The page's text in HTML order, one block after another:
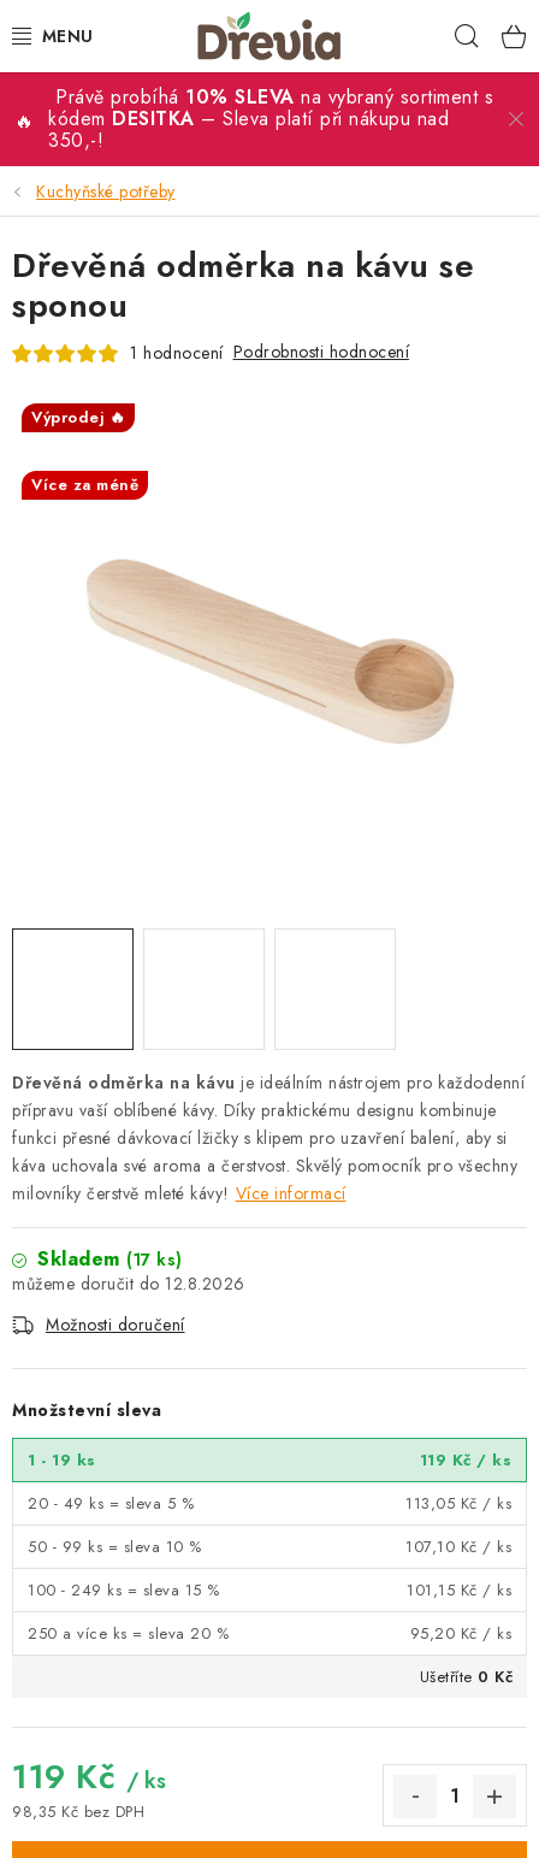
na
SVATBA 💍
DÁRKY
DEKORACE
PŘÍLEŽITOSTI
MATERIÁLY A TVOŘENÍ
NOVINKY
Právě probíhá 10% SLEVA na vybraný sortiment s
kódem DESITKA – Sleva platí při nákupu nad
350,-!
Kuchyňské potřeby
Dřevěná odměrka na kávu je ideálním nástrojem pro každodenní
přípravu vaší oblíbené kávy. Díky praktickému designu kombinuje
funkci přesné dávkovací lžičky s klipem pro uzavření balení, aby si
káva uchovala své aroma a čerstvost. Skvělý pomocník pro všechny
milovníky čerstvě mleté kávy! Více informací
Skladem (17 ks)
12.8.2026
Možnosti doručení
Množstevní sleva
1 - 19 ks 119 Kč / ks
20 - 49 ks = sleva 5 %
113,05 Kč / ks
50 - 99 ks = sleva 10 %
107,10 Kč / ks
100 - 249 ks = sleva 15 %
101,15 Kč / ks
250 a více ks = sleva 20 %
95,20 Kč / ks
Ušetříte 0 Kč
119 Kč / ks
98,35 Kč bez DPH
Dřevěná odměrka na kávu se
sponou
1 hodnocení Podrobnosti hodnocení
Výprodej 🔥
Více za méně